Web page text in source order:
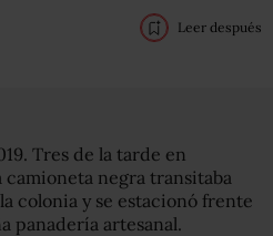
Leer después
Tres de la tarde en
negra transitaba
colonia y se estacionó frente
panadería artesanal.